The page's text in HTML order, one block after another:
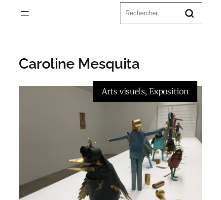
Caroline Mesquita
Arts visuels, Exposition